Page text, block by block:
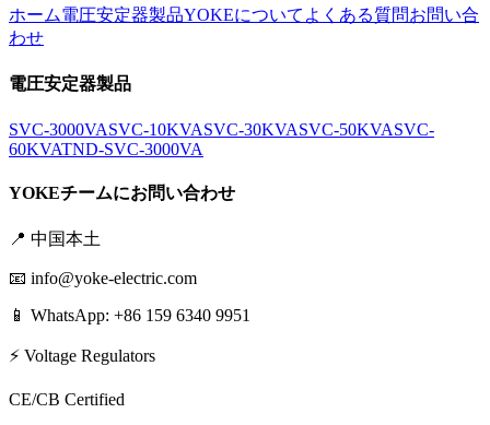
ホーム電圧安定器製品YOKEについて よくある質問お問い合
わせ
電圧安定器製品
SVC-3000VASVC-10KVASVC-30KVASVC-50KVASVC-
60KVATND-SVC-3000VA
YOKEチームにお問い合わせ
📍 中国本土
📧 info@yoke-electric.com
📱 WhatsApp: +86 159 6340 9951
⚡ Voltage Regulators
CE/CB Certified